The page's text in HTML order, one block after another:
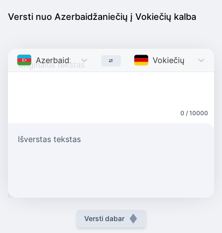
Versti nuo Azerbaidžaniečių į Vokiečių kalba
Azerbaidžaniečių Azerbaijani Vokiečių kalba
0 / 10000
Išverstas tekstas
Versti dabar